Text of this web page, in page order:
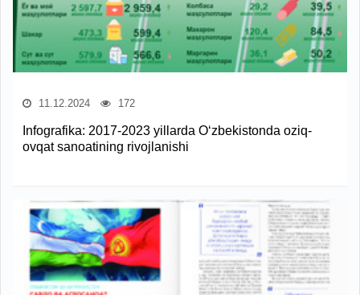
11.12.2024 172
Infografika: 2017-2023 yillarda O‘zbekistonda oziq-
ovqat sanoatining rivojlanishi